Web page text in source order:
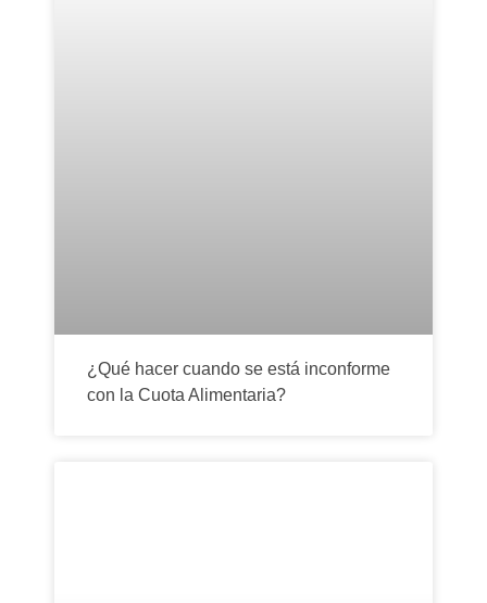
¿Qué hacer cuando se está inconforme
con la Cuota Alimentaria?